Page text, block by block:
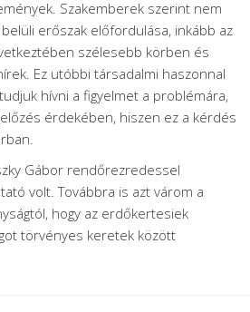
Szakemberek szerint nem
erőszak előfordulása, inkább az
szélesebb körben és
Ez utóbbi társadalmi haszonnal
hívni a figyelmet a problémára,
érdekében, hiszen ez a kérdés
Gábor rendőrezredessel
volt. Továbbra is azt várom a
hogy az erdőkertesiek
törvényes keretek között